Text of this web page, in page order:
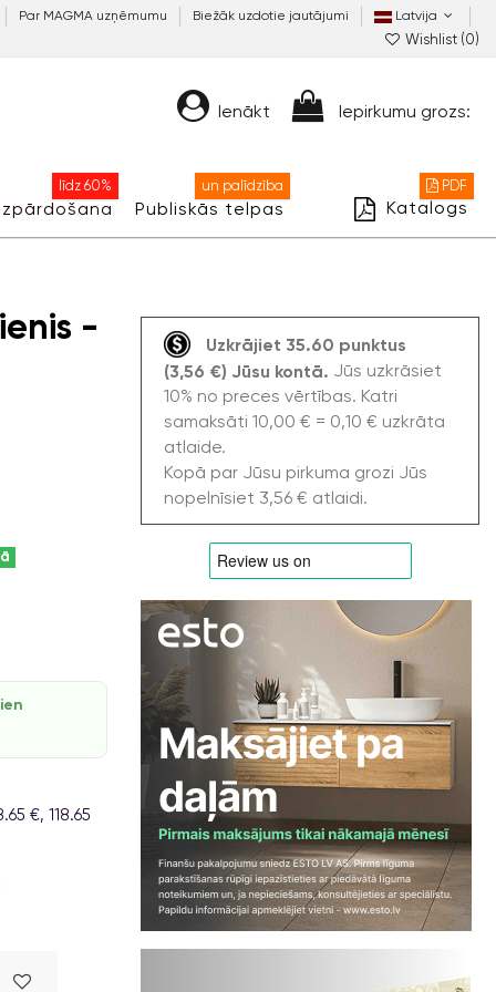
Par MAGMA uzņēmumu Biežāk uzdotie jautājumi Latvija
Wishlist (0)
Ienākt Iepirkumu grozs:
līdz 60%
Publiskās telpas
un palīdzība
Katalogs
PDF
-
€, 118.65
Uzkrājiet 35.60 punktus
(3,56 €) Jūsu kontā. Jūs uzkrāsiet
10% no preces vērtības. Katri
samaksāti 10,00 € = 0,10 € uzkrāta
atlaide.
Kopā par Jūsu pirkuma grozi Jūs
nopelnīsiet 3,56 € atlaidi.